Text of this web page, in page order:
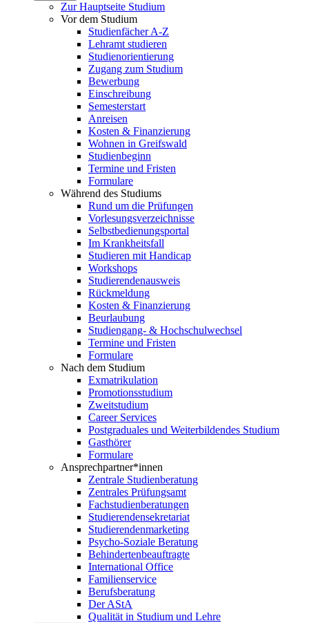
Zur Hauptseite Studium
Vor dem Studium
Studienfächer A-Z
Lehramt studieren
Studienorientierung
Zugang zum Studium
Bewerbung
Einschreibung
Semesterstart
Anreisen
Kosten & Finanzierung
Wohnen in Greifswald
Studienbeginn
Termine und Fristen
Formulare
Während des Studiums
Rund um die Prüfungen
Vorlesungsverzeichnisse
Selbstbedienungsportal
Im Krankheitsfall
Studieren mit Handicap
Workshops
Studierendenausweis
Rückmeldung
Kosten & Finanzierung
Beurlaubung
Studiengang- & Hochschulwechsel
Termine und Fristen
Formulare
Nach dem Studium
Exmatrikulation
Promotionsstudium
Zweitstudium
Career Services
Postgraduales und Weiterbildendes Studium
Gasthörer
Formulare
Ansprechpartner*innen
Zentrale Studienberatung
Zentrales Prüfungsamt
Fachstudienberatungen
Studierendensekretariat
Studierendenmarketing
Psycho-Soziale Beratung
Behindertenbeauftragte
International Office
Familienservice
Berufsberatung
Der AStA
Qualität in Studium und Lehre